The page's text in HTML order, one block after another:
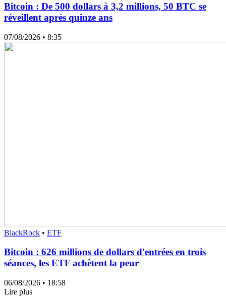
Bitcoin : De 500 dollars à 3,2 millions, 50 BTC se
réveillent après quinze ans
07/08/2026 • 8:35
BlackRock • ETF
Bitcoin : 626 millions de dollars d'entrées en trois
séances, les ETF achètent la peur
06/08/2026 • 18:58
Lire plus